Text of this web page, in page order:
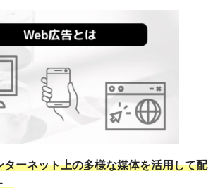
ーネット上の多様な媒体を活用して配